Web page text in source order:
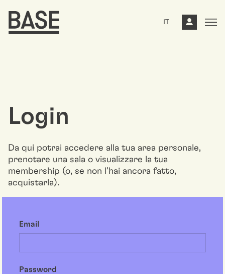
IT
Login
Da qui potrai accedere alla tua area personale,
prenotare una sala o visualizzare la tua
membership (o, se non l'hai ancora fatto,
acquistarla).
Email
Password